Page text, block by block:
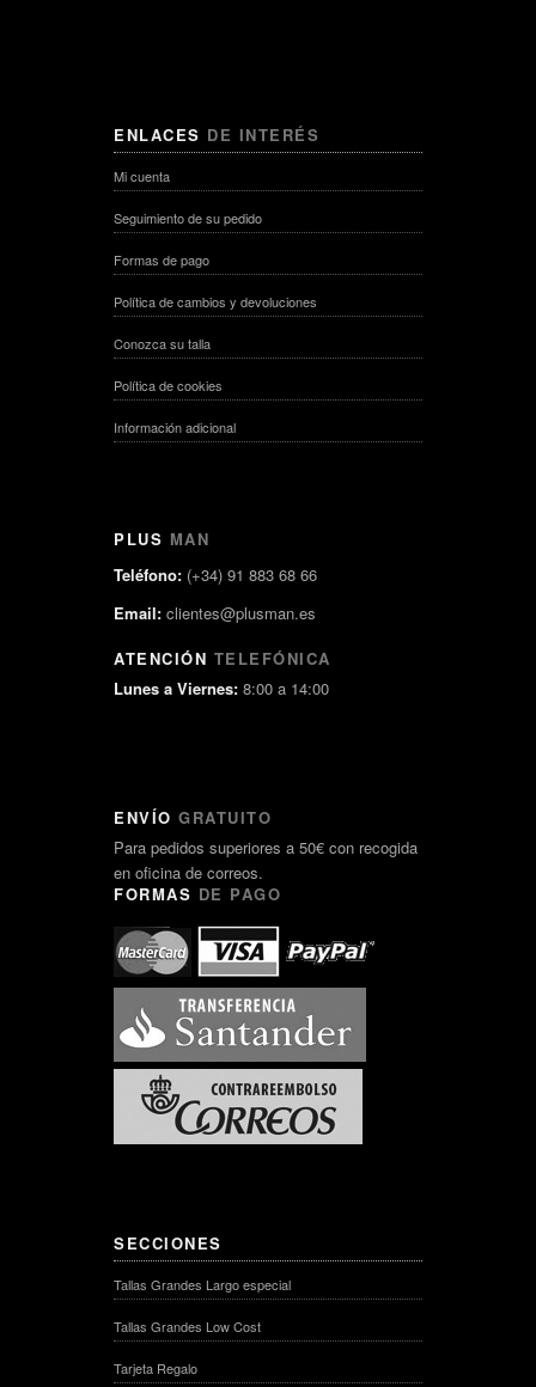
ENLACES DE INTERÉS
Mi cuenta
Seguimiento de su pedido
Formas de pago
Política de cambios y devoluciones
Conozca su talla
Política de cookies
Información adicional
PLUS MAN
Teléfono: (+34) 91 883 68 66
Email: clientes@plusman.es
ATENCIÓN TELEFÓNICA
Lunes a Viernes: 8:00 a 14:00
ENVÍO GRATUITO
Para pedidos superiores a 50€ con recogida
en oficina de correos.
FORMAS DE PAGO
SECCIONES
Tallas Grandes Largo especial
Tallas Grandes Low Cost
Tarjeta Regalo